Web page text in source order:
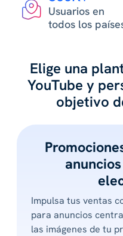
Usuarios en
todos los
Elige una
YouTube y
objetivo
Impulsa tus ventas
para anuncios
las imágenes de tu